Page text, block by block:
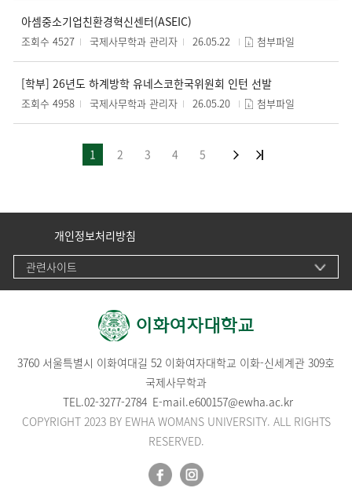
아셈중소기업친환경혁신센터(ASEIC)
조회수 4527 국제사무학과 관리자 26.05.22 첨부파일
[학부] 26년도 하계방학 유네스코한국위원회 인턴 선발
조회수 4958 국제사무학과 관리자 26.05.20 첨부파일
1 2 3 4 5
개인정보처리방침
관련사이트
3760 서울특별시 이화여대길 52 이화여자대학교 이화-신세계관 309호
국제사무학과
TEL.02-3277-2784 E-mail.e600157@ewha.ac.kr
COPYRIGHT 2023 BY EWHA WOMANS UNIVERSITY. ALL RIGHTS
RESERVED.